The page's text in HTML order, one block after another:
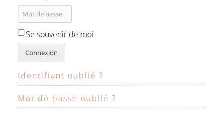
Se souvenir de moi
Connexion
Identifiant oublié ?
Mot de passe oublié ?